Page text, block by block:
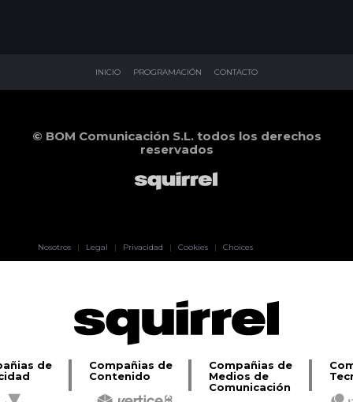
INICIO PROGRAMACIÓN CONTACTO
© BOM Comunicación S.L. todos los derechos
reservados
Nosotros | Legal | Privacidad | Cookies | Choices
de
Compañias de
Contenido
Compañias de
Medios de
Comunicación